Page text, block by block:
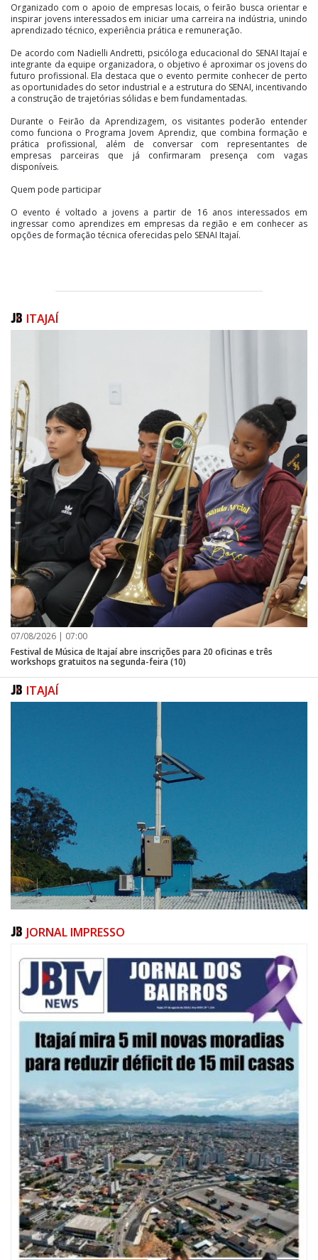
Organizado com o apoio de empresas locais, o feirão busca orientar e
inspirar jovens interessados em iniciar uma carreira na indústria, unindo
aprendizado técnico, experiência prática e remuneração.
De acordo com Nadielli Andretti, psicóloga educacional do SENAI Itajaí e
integrante da equipe organizadora, o objetivo é aproximar os jovens do
futuro profissional. Ela destaca que o evento permite conhecer de perto
as oportunidades do setor industrial e a estrutura do SENAI, incentivando
a construção de trajetórias sólidas e bem fundamentadas.
Durante o Feirão da Aprendizagem, os visitantes poderão entender
como funciona o Programa Jovem Aprendiz, que combina formação e
prática profissional, além de conversar com representantes de
empresas parceiras que já confirmaram presença com vagas
disponíveis.
Quem pode participar
O evento é voltado a jovens a partir de 16 anos interessados em
ingressar como aprendizes em empresas da região e em conhecer as
opções de formação técnica oferecidas pelo SENAI Itajaí.
ITAJAÍ
07/08/2026 | 07:00
Festival de Música de Itajaí abre inscrições para 20 oficinas e três
workshops gratuitos na segunda-feira (10)
ITAJAÍ
07/08/2026 | 10:15
Defesa Civil de Itajaí e Univali ampliam monitoramento das marés com
novo marégrafo
NAVEGANTES
JORNAL IMPRESSO